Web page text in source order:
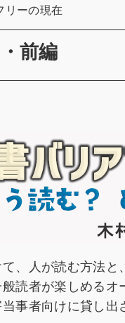
前編
リーの現在
、人が読む方法
読者が楽しめる
事者向けに貸し出